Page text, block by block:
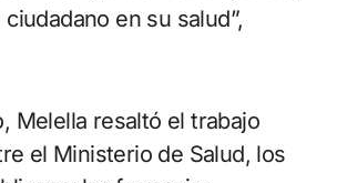
en su salud”,
Melella resaltó el trabajo
el Ministerio de Salud, los